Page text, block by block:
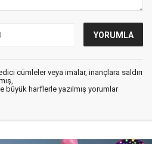
cümleler veya imalar, inançlara saldırı
büyük harflerle yazılmış yorumlar